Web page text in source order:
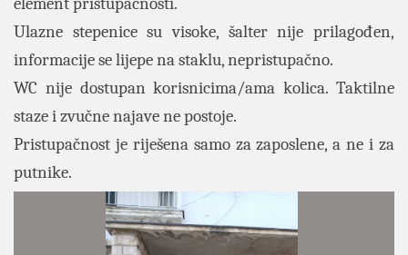
Ulazne stepenice su visoke, šalter nije prilagođen,
informacije se lijepe na staklu, nepristupačno.
WC nije dostupan korisnicima/ama kolica. Taktilne
staze i zvučne najave ne postoje.
Pristupačnost je riješena samo za zaposlene, a ne i za
putnike.